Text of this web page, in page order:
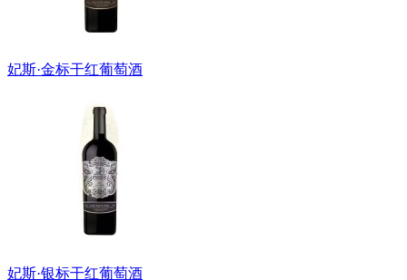
妃斯·金标干红葡萄酒
妃斯·银标干红葡萄酒